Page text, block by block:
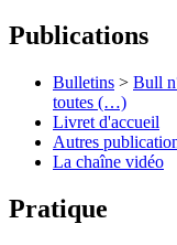
Publications
Bulletins > Bull
toutes (…)
Livret d'accueil
Autres
La chaîne vidéo
Pratique